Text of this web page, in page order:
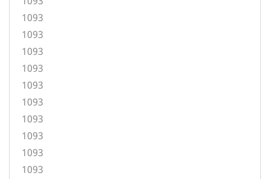
1093
1093
1093
1093
1093
1093
1093
1093
1093
1093